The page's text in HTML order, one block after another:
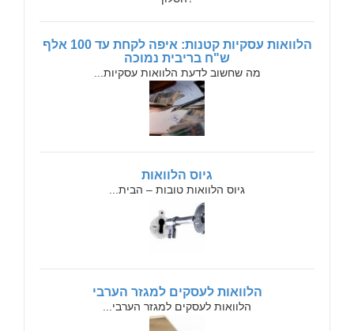
הלוואות עסקיות קטנות: איפה לקחת עד 100 אלף
ש"ח בריבית נמוכה
מה שחשוב לדעת הלוואות עסקיות...
גיוס הלוואות
גיוס הלוואות טובות – הבית...
הלוואות לעסקים למגזר הערבי
הלוואות לעסקים למגזר הערבי...